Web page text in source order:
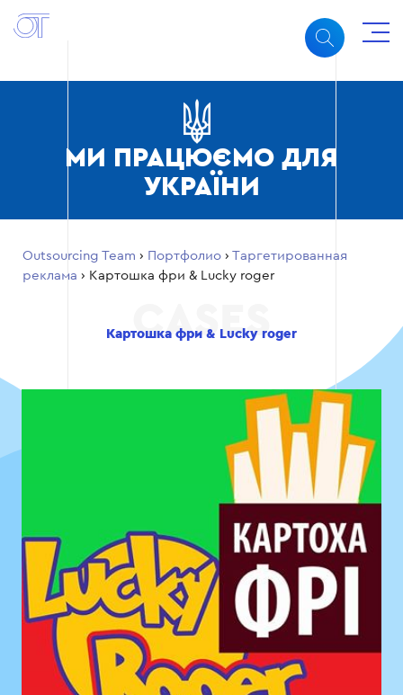
МИ ПРАЦЮЄМО ДЛЯ
УКРАЇНИ
Outsourcing Team › Портфолио › Таргетированная
реклама › Картошка фри & Lucky roger
Картошка фри & Lucky roger